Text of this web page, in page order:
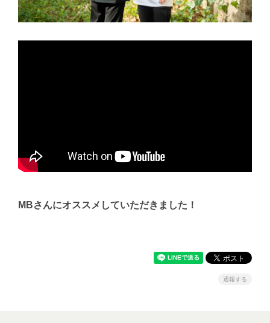
MBさんにオススメしていただきました！
通報する